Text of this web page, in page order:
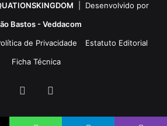
| Desenvolvido por
Bastos - Veddacom
de Privacidade
Estatuto Editorial
Ficha Técnica
Facebook